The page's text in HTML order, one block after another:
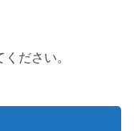
ください。